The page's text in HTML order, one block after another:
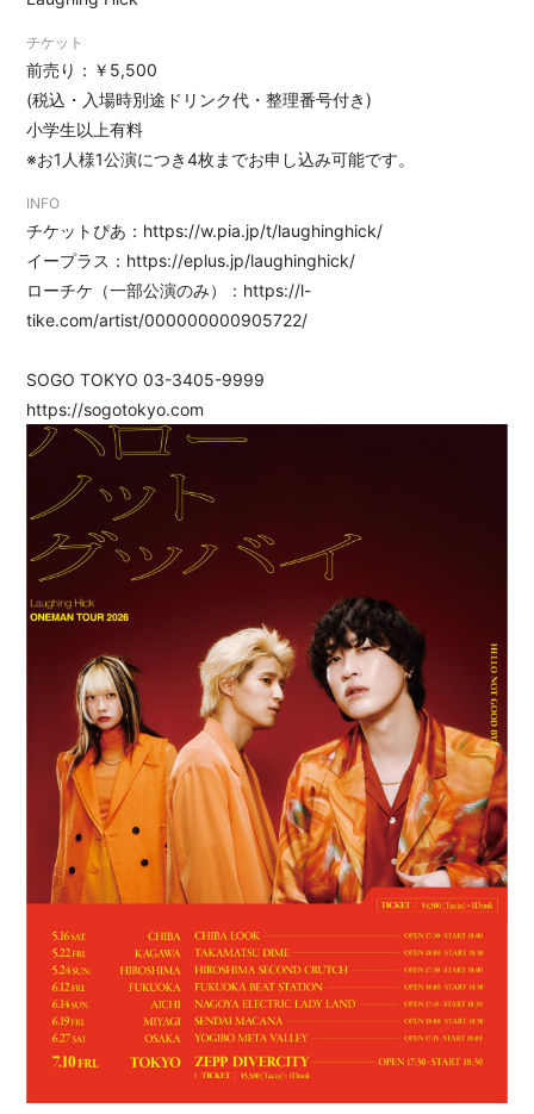
GOODS
EC
ログイン
BLOG
MOVIE
RADIO
PHOTO
Q&A
チケット
前売り：￥5,500
(税込・入場時別途ドリンク代・整理番号付き)
小学生以上有料
※お1人様1公演につき4枚までお申し込み可能です。
INFO
チケットぴあ： https://w.pia.jp/t/laughinghick/
イープラス： https://eplus.jp/laughinghick/
ローチケ（一部公演のみ）： https://l-
tike.com/artist/000000000905722/
SOGO TOKYO03-3405-9999
https://sogotokyo.com